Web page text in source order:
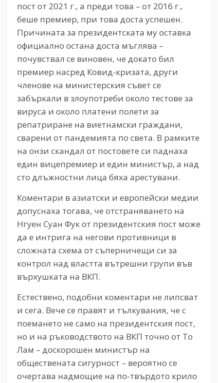
пост от 2021 г., а преди това – от 2016 г.,
беше премиер, при това доста успешен.
Причината за президентската му оставка
официално остана доста мъглява –
почувствал се виновен, че докато бил
премиер насред Ковид-кризата, други
членове на министерския съвет се
забъркали в злоупотреби около тестове за
вируса и около платени полети за
репатриране на виетнамски граждани,
сварени от пандемията по света. В рамките
на онзи скандал от постовете си паднаха
един вицепремиер и един министър, а над
сто длъжностни лица бяха арестувани.
Коментари в азиатски и европейски медии
допуснаха тогава, че отстраняването на
Нгуен Суан Фук от президентския пост може
да е интрига на негови противници в
сложната схема от съперничещи си за
контрол над властта вътрешни групи във
върхушката на ВКП.
Естествено, подобни коментари не липсват
и сега. Вече се правят и тълкувания, че с
поемането не само на президентския пост,
но и на ръководството на ВКП точно от То
Лам – доскорошен министър на
обществената сигурност – вероятно се
очертава надмощие на по-твърдото крило